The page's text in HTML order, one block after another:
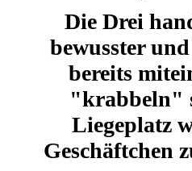
Die Drei
bewusster
bereits
"krabbeln"
Liegeplatz
Geschäftchen